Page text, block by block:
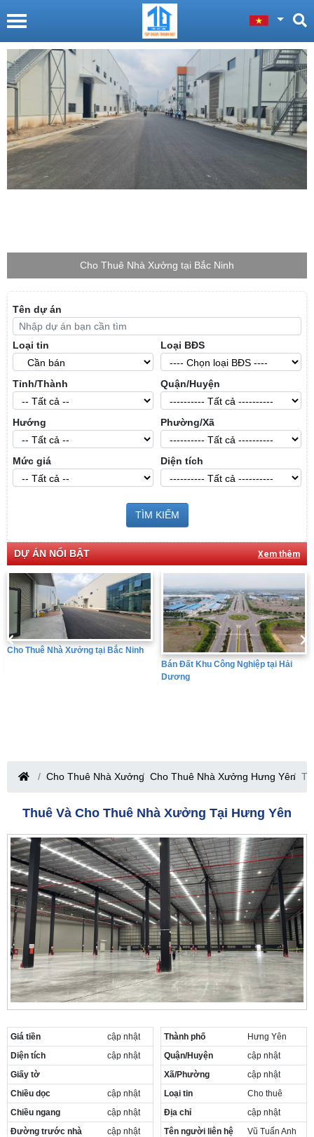
Cho Thuê Nhà Xưởng tại Bắc Giang
Tên dự án
Loại tin Loại BĐS
Tỉnh/Thành Quận/Huyện
Hướng Phường/Xã
Mức giá Diện tích
TÌM KIẾM
DỰ ÁN NỔI BẬT Xem thêm
Bán Đất Khu Công Nghiệp tại Hưng
Yên
Cho Thuê Nhà Xưởng Cho Thuê Nhà Xưởng Hưng Yên
Thuê Và Cho Thuê Nhà Xưởng Tại Hưng Yên
Giá tiền
cập nhật
Diện tích
cập nhật
Giấy tờ
Chiều dọc
cập nhật
Chiều ngang
cập nhật
Đường trước nhà
cập nhật
Thành phố
Hưng Yên
Quận/Huyện
cập nhật
Xã/Phường
cập nhật
Loại tin
Cho thuê
Địa chỉ
cập nhật
Tên người liên hệ
Vũ Tuấn Anh